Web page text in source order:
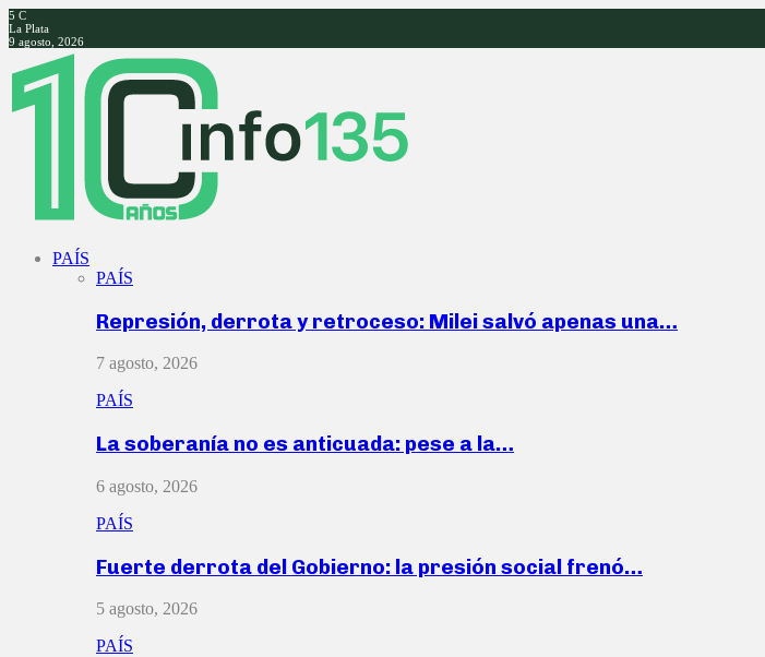
5 C
La Plata
9 agosto, 2026
Facebook
Twitter
Instagram
Youtube
PAÍS
PAÍS
Represión, derrota y retroceso: Milei salvó apenas una…
7 agosto, 2026
PAÍS
La soberanía no es anticuada: pese a la…
6 agosto, 2026
PAÍS
Fuerte derrota del Gobierno: la presión social frenó…
5 agosto, 2026
PAÍS